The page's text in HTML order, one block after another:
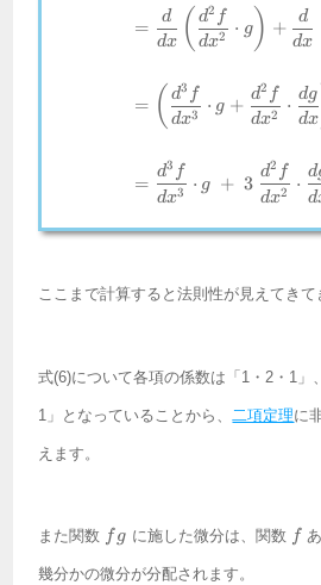
=
dx
d ( dx2
d2 f
⋅ g ) +
dx
d
= ( dx3
d3 f
⋅ g +
dx2
d2 f
⋅
dx
dg
=
dx3
d3 f
⋅ g + 3
dx2
d2 f
⋅
d
d
ここまで計算すると法則性が見えてきて
式(6)について各項の係数は「1・2・1」
1」となっていることから、 二項定理に
えます。
また関数 fg
f g に施した微分は、関数 ff
幾分かの微分が分配されます。